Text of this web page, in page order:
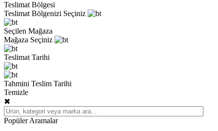
Teslimat Bölgesi
Teslimat Bölgenizi Seçiniz
Seçilen Mağaza
Mağaza Seçiniz
Teslimat Tarihi
Tahmini Teslim Tarihi
Temizle
✖
Popüler Aramalar